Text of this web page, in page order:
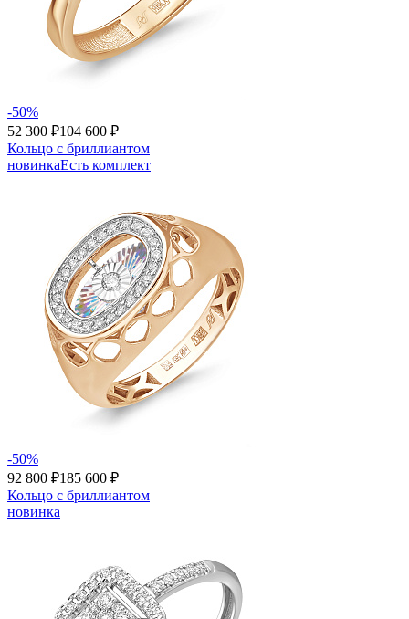
-50%
52 300 ₽104 600 ₽
Кольцо с бриллиантом
новинкаЕсть комплект
-50%
92 800 ₽185 600 ₽
Кольцо с бриллиантом
новинка